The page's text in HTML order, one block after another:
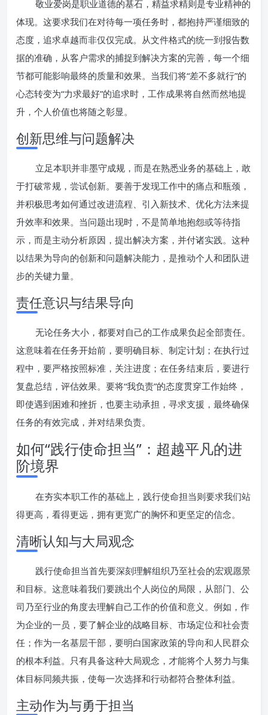
敬业爱岗是职业道德的基石，精益求精则是专业精神的
体现。这要求我们在对待每一项任务时，都抱持严谨细致的
态度，追求卓越而非仅仅完成。从文件格式的统一到报告数
据的准确，从客户需求的捕捉到解决方案的完善，每一个细
节都可能影响最终的质量和效果。当我们将“差不多就行”的
心态转变为“力求最好”的追求时，工作成果将自然而然地提
升，个人价值也将随之彰显。
创新思维与问题解决
立足本职并非墨守成规，而是在熟悉业务的基础上，敢
于打破常规，尝试创新。要善于发现工作中的痛点和瓶颈，
并积极思考如何通过改进流程、引入新技术、优化方法来提
升效率和效果。当问题出现时，不是简单地抱怨或等待指
示，而是主动分析原因，提出解决方案，并付诸实践。这种
以结果为导向的创新和问题解决能力，是推动个人和团队进
步的关键力量。
责任意识与结果导向
无论任务大小，都要对自己的工作成果负起全部责任。
这意味着在任务开始前，要明确目标、制定计划；在执行过
程中，要严格按照标准，关注进度；在任务结束后，要进行
复盘总结，评估效果。要将“我负责”的态度贯穿工作始终，
即使遇到困难和挫折，也要主动承担，寻求支援，最终确保
任务的有效完成，并对结果负责。
如何“践行使命担当”：超越平凡的进
阶境界
在夯实本职工作的基础上，践行使命担当则要求我们站
得更高，看得更远，拥有更宽广的胸怀和更坚定的信念。
清晰认知与大局观念
践行使命担当首先要深刻理解组织乃至社会的宏观愿景
和目标。这意味着我们要跳出个人岗位的局限，从部门、公
司乃至行业的角度去理解自己工作的价值和意义。例如，作
为企业的一员，要了解企业的战略目标、市场定位和社会责
任；作为一名基层干部，要明白国家政策的导向和人民群众
的根本利益。只有具备这种大局观念，才能将个人努力与集
体目标同频共振，使每一次选择和行动都符合整体利益。
主动作为与勇于担当